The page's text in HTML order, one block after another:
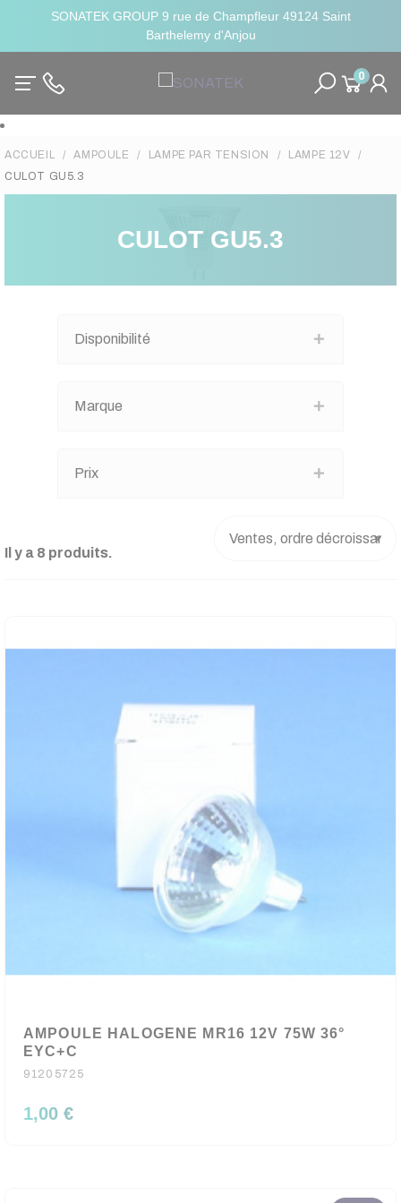
SONATEK GROUP 9 rue de Champfleur 49124 Saint
Barthelemy d'Anjou
0
ACCUEIL AMPOULE LAMPE PAR TENSION
LAMPE 12V
CULOT GU5.3
CULOT GU5.3
Disponibilité
Marque
Prix
Il y a 8 produits.
AMPOULE HALOGENE MR16 12V 75W 36°
EYC+C
91205725
1,00 €